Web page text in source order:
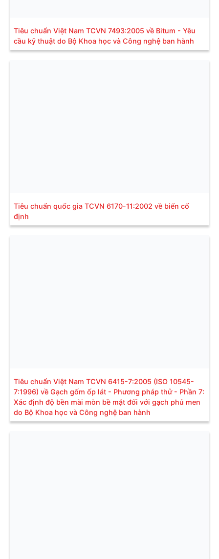
Tiêu chuẩn Việt Nam TCVN 7493:2005 về Bitum - Yêu
cầu kỹ thuật do Bộ Khoa học và Công nghệ ban hành
Tiêu chuẩn quốc gia TCVN 6170-11:2002 về biển cố
định
Tiêu chuẩn Việt Nam TCVN 6415-7:2005 (ISO 10545-
7:1996) về Gạch gốm ốp lát - Phương pháp thử - Phần 7:
Xác định độ bền mài mòn bề mặt đối với gạch phủ men
do Bộ Khoa học và Công nghệ ban hành